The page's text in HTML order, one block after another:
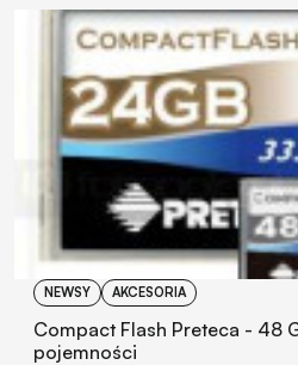
NEWSY AKCESORIA
Compact Flash Preteca - 48
pojemności